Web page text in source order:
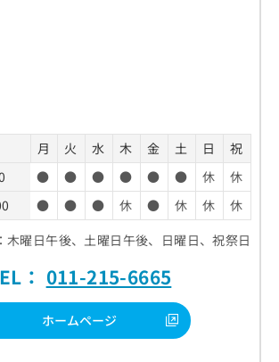
月 火 水 木 金 土 日
祝
● ● ● ● ● ● 休
休
● ● ● 休 ● 休 休
休
木曜日午後、土曜日午後、日曜日、祝祭日
： 011-215-6665
ホームページ